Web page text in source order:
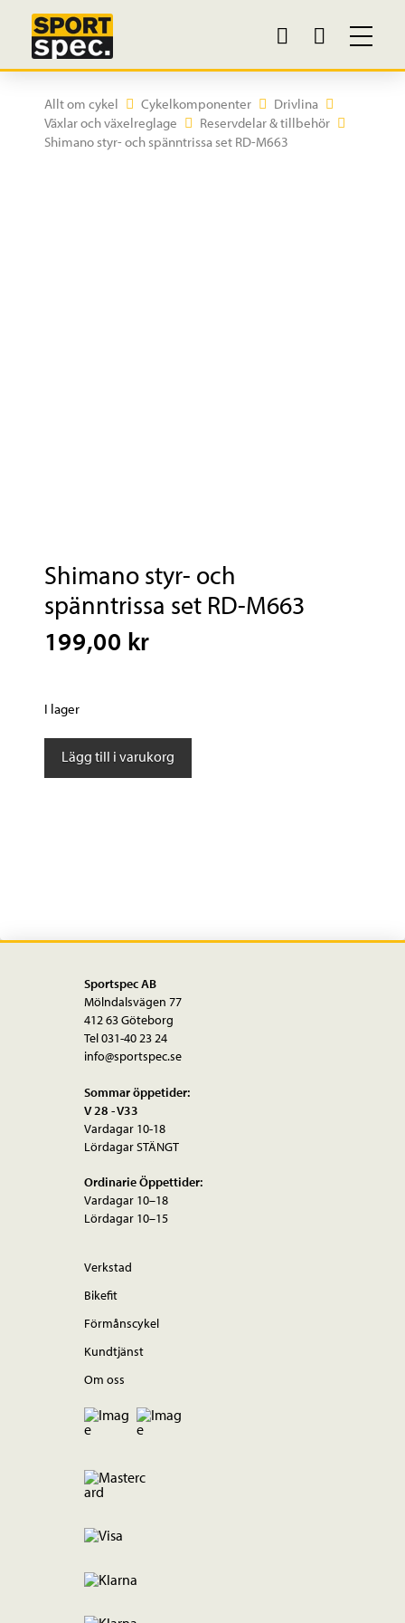
Allt om cykel Cykelkomponenter
Drivlina
Växlar och växelreglage
Reservdelar & tillbehör
Shimano styr- och spänntrissa set RD-M663
Shimano styr- och
spänntrissa set RD-M663
199,00 kr
I lager
Shimano
Lägg till i varukorg
Sportspec AB
Mölndalsvägen 77
412 63 Göteborg
Tel 031-40 23 24
info@sportspec.se
Sommar öppetider:
V 28 - V33
Vardagar 10-18
Lördagar STÄNGT
Ordinarie Öppettider:
Vardagar 10–18
Lördagar 10–15
Verkstad
Bikefit
Förmånscykel
Kundtjänst
Om oss